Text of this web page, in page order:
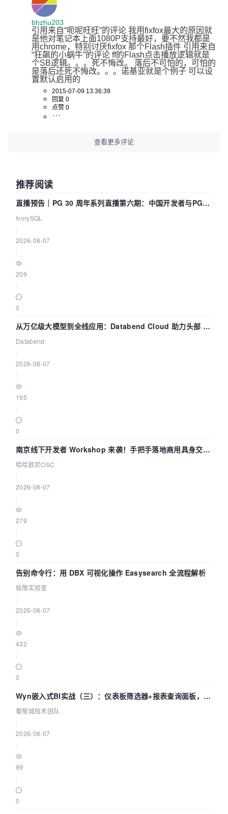
bhzhu203
引用来自“呃呢旺旺”的评论 我用fixfox最大的原因就
是他对笔记本上面1080P支持最好，要不然我都是
用chrome，特别讨厌fixfox 那个Flash插件 引用来自
“狂飙的小蜗牛”的评论 ff的Flash点击播放逻辑就是
个SB逻辑。。。死不悔改。 落后不可怕的，可怕的
是落后还死不悔改。。。诺基亚就是个例子 可以设
置默认启用的
2015-07-09 13:36:39
回复 0
点赞 0
查看更多评论
推荐阅读
直播预告｜PG 30 周年系列直播第六期：中国开发者与PG内
核——我们改得动吗？我们贡献了什么？
IvorySQL
2026-08-07
209
0
从万亿级大模型到全线应用：Databend Cloud 助力头部 AI
企业构建全链路 Trace 数据管道
Databend
2026-08-07
195
0
南京线下开发者 Workshop 来袭！手把手落地商用具身交互
智能 Agent 应用
哈哈欧尼OSC
2026-08-07
279
0
告别命令行：用 DBX 可视化操作 Easysearch 全流程解析
极限实验室
2026-08-07
432
0
Wyn嵌入式BI实战（三）：仪表板筛选器+报表查询面板，参
数联动全闭环
葡萄城技术团队
2026-08-07
99
0